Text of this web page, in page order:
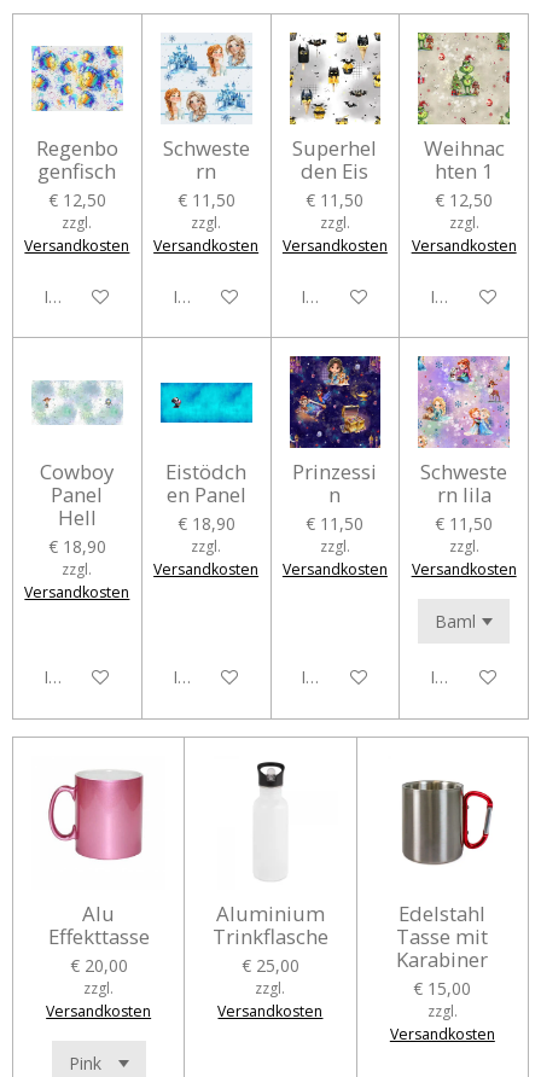
Regenbo
genfisch
€ 12,50
zzgl.
Versandkosten
In den Warenkorb
Schweste
rn
€ 11,50
zzgl.
Versandkosten
In den Warenkorb
Superhel
den Eis
€ 11,50
zzgl.
Versandkosten
In den Warenkorb
Weihnac
hten 1
€ 12,50
zzgl.
Versandkosten
In den
Cowboy
Panel
Hell
€ 18,90
zzgl.
Versandkosten
In den Warenkorb
Eistödch
en Panel
€ 18,90
zzgl.
Versandkosten
In den Warenkorb
Prinzessi
n
€ 11,50
zzgl.
Versandkosten
In den Warenkorb
Schweste
rn lila
€ 11,50
zzgl.
Versandkosten
In den
Alu
Effekttasse
€ 20,00
zzgl.
Versandkosten
Aluminium
Trinkflasche
€ 25,00
zzgl.
Versandkosten
Edelstahl
Tasse mit
Karabiner
€ 15,00
zzgl.
Versandkosten